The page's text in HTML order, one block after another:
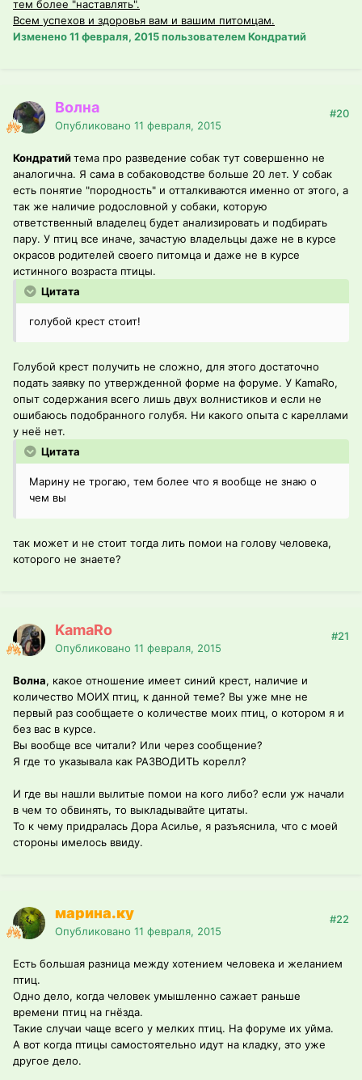
тем более "наставлять".
Всем успехов и здоровья вам и вашим питомцам.
Изменено11 февраля, 2015пользователем Кондратий
Волна
Опубликовано 11 февраля, 2015
#20
Кондратийтема про разведение собак тут совершенно не
аналогична. Я сама в собаководстве больше 20 лет. У собак
есть понятие "породность" и отталкиваются именно от этого, а
так же наличие родословной у собаки, которую
ответственный владелец будет анализировать и подбирать
пару. У птиц все иначе, зачастую владельцы даже не в курсе
окрасов родителей своего питомца и даже не в курсе
истинного возраста птицы.
Цитата
голубой крест стоит!
Голубой крест получить не сложно, для этого достаточно
подать заявку по утвержденной форме на форуме. У KamaRo,
опыт содержания всего лишь двух волнистиков и если не
ошибаюсь подобранного голубя. Ни какого опыта с кареллами
у неё нет.
Цитата
Марину не трогаю, тем более что я вообще не знаю о
чем вы
так может и не стоит тогда лить помои на голову человека,
которого не знаете?
KamaRo
Опубликовано 11 февраля, 2015
#21
Волна, какое отношение имеет синий крест, наличие и
количество МОИХ птиц, к данной теме? Вы уже мне не
первый раз сообщаете о количестве моих птиц, о котором я и
без вас в курсе.
Вы вообще все читали? Или через сообщение?
Я где то указывала как РАЗВОДИТЬ корелл?
И где вы нашли вылитые помои на кого либо? если уж начали
в чем то обвинять, то выкладывайте цитаты.
То к чему придралась Дора Асилье, я разъяснила, что с моей
стороны имелось ввиду.
марина.ку
Опубликовано 11 февраля, 2015
#22
Есть большая разница между хотением человека и желанием
птиц.
Одно дело, когда человек умышленно сажает раньше
времени птиц на гнёзда.
Такие случаи чаще всего у мелких птиц. На форуме их уйма.
А вот когда птицы самостоятельно идут на кладку, это уже
другое дело.